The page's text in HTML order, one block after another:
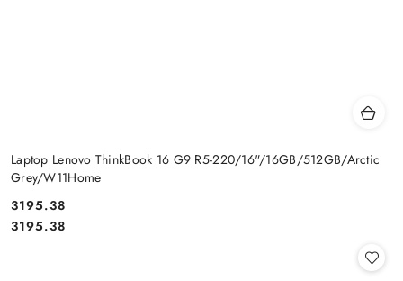
Laptop Lenovo ThinkBook 16 G9 R5-220/16"/16GB/512GB/Arctic
Grey/W11Home
Cena:
3195.38
Cena:
3195.38